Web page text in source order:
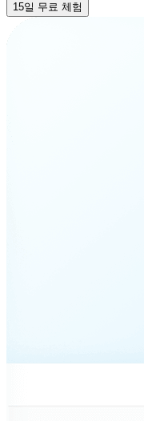
15일 무료 체험